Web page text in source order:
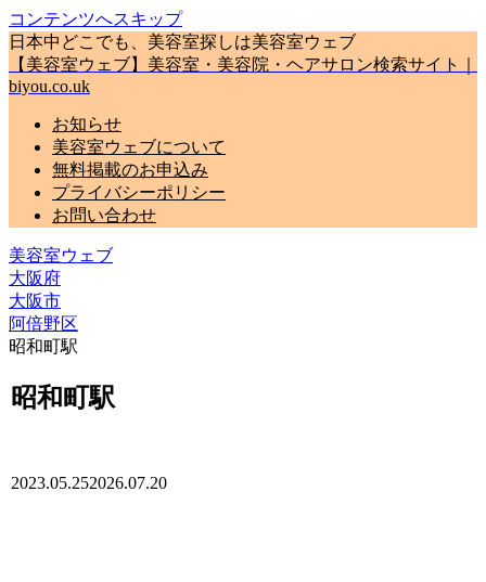
コンテンツへスキップ
日本中どこでも、美容室探しは美容室ウェブ
【美容室ウェブ】美容室・美容院・ヘアサロン検索サイト｜
biyou.co.uk
お知らせ
美容室ウェブについて
無料掲載のお申込み
プライバシーポリシー
お問い合わせ
美容室ウェブ
大阪府
大阪市
阿倍野区
昭和町駅
昭和町駅
2023.05.252026.07.20